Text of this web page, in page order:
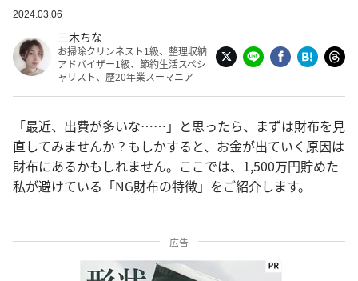
2024.03.06
三木ちな
お掃除クリンネスト1級、整理収納
アドバイザー1級、節約生活スペシ
ャリスト、歴20年業スーマニア
「最近、出費が多いな……」と思ったら、まずは財布を見
直してみませんか？もしかすると、お金が出ていく原因は
財布にあるかもしれません。ここでは、1,500万円貯めた
私が避けている「NG財布の特徴」をご紹介します。
広告